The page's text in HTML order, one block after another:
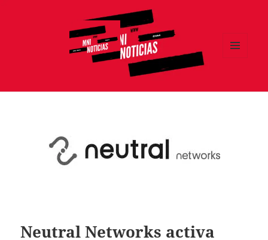
Neutral Networks activa